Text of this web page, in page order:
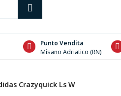
Punto Vendita
Misano Adriatico (RN)
Crazyquick Ls W